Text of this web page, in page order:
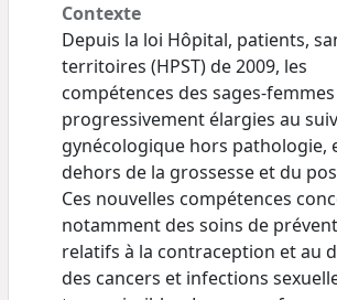
Contexte
Depuis la loi Hôpital, patients,
territoires (HPST) de 2009, les
compétences des sages-
progressivement élargies au
gynécologique hors pathologie,
dehors de la grossesse et du
Ces nouvelles compétences
notamment des soins de
relatifs à la contraception et au
des cancers et infections